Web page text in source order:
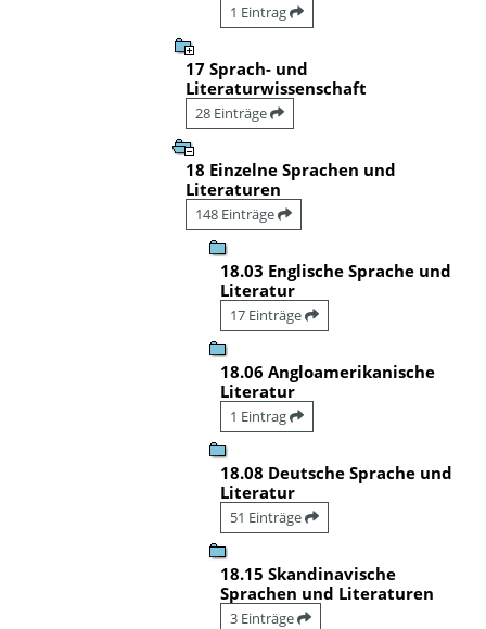
1 Eintrag
17 Sprach- und
Literaturwissenschaft
28 Einträge
18 Einzelne Sprachen und
Literaturen
148 Einträge
18.03 Englische Sprache und
Literatur
17 Einträge
18.06 Angloamerikanische
Literatur
1 Eintrag
18.08 Deutsche Sprache und
Literatur
51 Einträge
18.15 Skandinavische
Sprachen und Literaturen
3 Einträge